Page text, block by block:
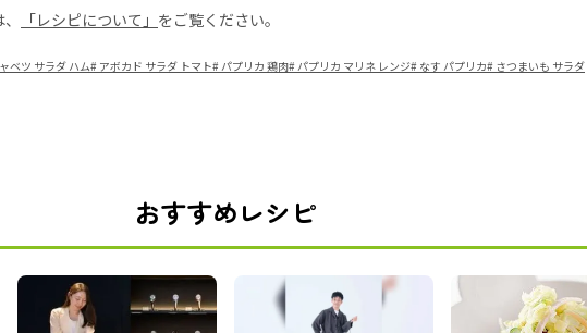
「レシピについて」 をご覧ください。
ベツ サラダ ハム# アボカド サラダ トマト#パプリカ 鶏肉#パプリカ マリネ レンジ# なす パプリカ# さつまいも サラダ
おすすめレシピ